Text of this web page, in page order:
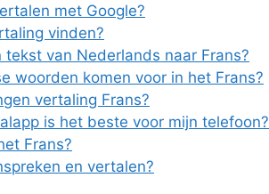
met Google?
vinden?
van Nederlands naar Frans?
woorden komen voor in het Frans?
vertaling Frans?
is het beste voor mijn telefoon?
Frans?
en vertalen?